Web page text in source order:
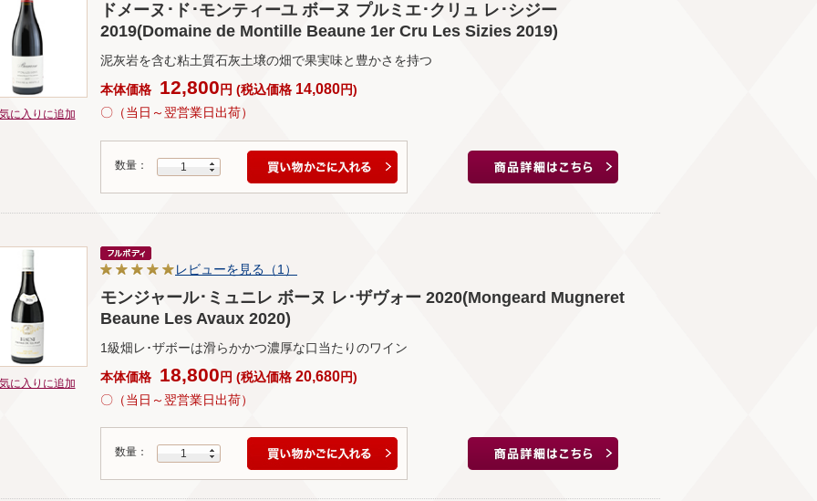
に入りに追加
ドメーヌ･ド･モンティーユ ボーヌ プルミエ･クリュ レ･シジー
2019(Domaine de Montille Beaune 1er Cru Les Sizies 2019)
泥灰岩を含む粘土質石灰土壌の畑で果実味と豊かさを持つ
本体価格 12,800 円 (税込価格 14,080円)
〇（当日～翌営業日出荷）
数量： 1
に入りに追加
レビューを見る（1）
モンジャール･ミュニレ ボーヌ レ･ザヴォー 2020(Mongeard Mugneret
Beaune Les Avaux 2020)
1級畑レ･ザボーは滑らかかつ濃厚な口当たりのワイン
本体価格 18,800円 (税込価格20,680円)
〇（当日～翌営業日出荷）
数量： 1